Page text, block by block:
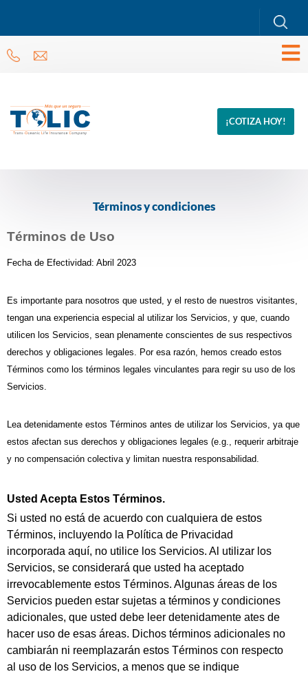
¡COTIZA HOY!
Términos y condiciones
Términos de Uso
Fecha de Efectividad: Abril 2023
Es importante para nosotros que usted, y el resto de nuestros visitantes,
tengan una experiencia especial al utilizar los Servicios, y que, cuando
utilicen los Servicios, sean plenamente conscientes de sus respectivos
derechos y obligaciones legales. Por esa razón, hemos creado estos
Términos como los términos legales vinculantes para regir su uso de los
Servicios.
Lea detenidamente estos Términos antes de utilizar los Servicios, ya que
estos afectan sus derechos y obligaciones legales (e.g., requerir arbitraje
y no compensación colectiva y limitan nuestra responsabilidad.
Usted Acepta Estos Términos.
Si usted no está de acuerdo con cualquiera de estos
Términos, incluyendo la Política de Privacidad
incorporada aquí, no utilice los Servicios. Al utilizar los
Servicios, se considerará que usted ha aceptado
irrevocablemente estos Términos. Algunas áreas de los
Servicios pueden estar sujetas a términos y condiciones
adicionales, que usted debe leer detenidamente ates de
hacer uso de esas áreas. Dichos términos adicionales no
cambiarán ni reemplazarán estos Términos con respecto
al uso de los Servicios, a menos que se indique